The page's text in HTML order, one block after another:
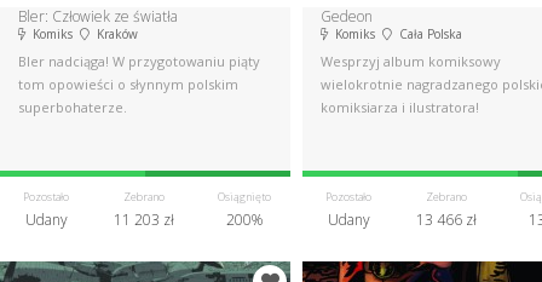
Bler: Człowiek ze światła
Komiks Kraków
Bler nadciąga! W przygotowaniu piąty
tom opowieści o słynnym polskim
superbohaterze.
Pozostało
Udany
Zebrano
11 203 zł
Osiągnięto
200%
Gedeon
Komiks Cała Polska
Wesprzyj album komiksowy
wielokrotnie nagradzanego
komiksiarza i ilustratora!
Pozostało
Udany
Zebrano
13 466 zł